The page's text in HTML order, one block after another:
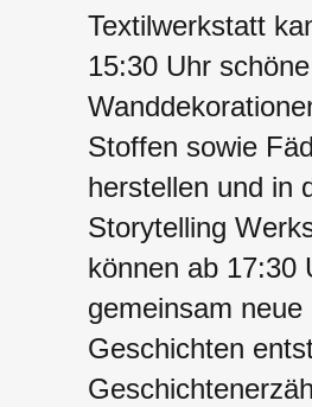
Textilwerkstatt
15:30 Uhr schöne
Stoffen sowie
herstellen und in
Storytelling
können ab 17:30
gemeinsam neue
Geschichten